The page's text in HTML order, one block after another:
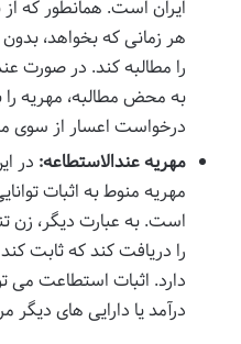
ایران است. همانطور که
هر زمانی که بخواهد، بدون
را مطالبه کند. در صورت
به محض مطالبه، مهریه را
درخواست اعسار از سوی
مهریه عندالاستطاعه: در
مهریه منوط به اثبات
است. به عبارت دیگر، زن
را دریافت کند که ثابت
دارد. اثبات استطاعت می
درآمد یا دارایی های دیگر